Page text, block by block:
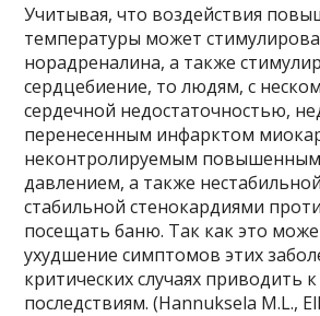
Учитывая, что воздействия
температуры может
норадреналина, а также
сердцебиение, то людям, с
сердечной недостаточностью,
перенесенным инфарктом
неконтролируемым
давлением, а также
стабильной стенокардиями
посещать баню. Так как это
ухудшение симптомов этих
критических случаях приводить
последствиям. (Hannuksela M.L.,